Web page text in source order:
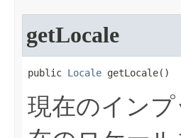
getLocale
public Locale getLocale​()
現在のイン